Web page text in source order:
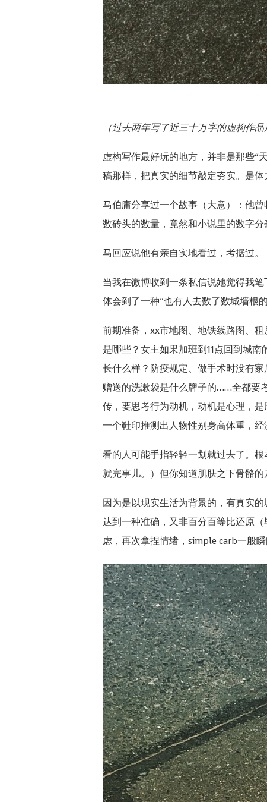
（过去两年写了近三十万字的虚构作
虚构写作最好玩的地方，并非是那些“
稿那样，把真实的细节敲定夯实。是体
马伯庸分享过一个故事（大意）：他
数砖头的数量，竟然和小说里的数字分
马回应说他有亲自实地看过，考据过
当我在微博收到一条私信说她觉得我
体会到了一种“也有人去数了数城墙根
前期准备，xx市地图、地铁线路图、
是哪些？女主如果加班到11点回到城
长什么样？防疫规定、做手术时没有
赠送的洗漱袋是什么牌子的……全都要
传，要思考行为动机，动机是心理，
一个鞋印推测出人物性别身高体重，经
看的人可能手指轻轻一划就过去了。
就完事儿。）但你知道肌肤之下骨骼的
因为是以现实生活为背景的，有真实
达到一种准确，又非百分百等比还原
虑，再次拿捏情绪，simple carb一般